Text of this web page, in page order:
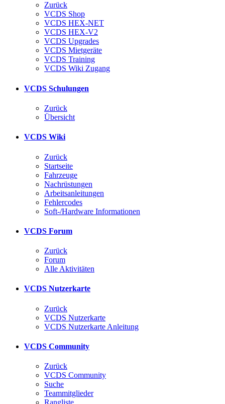
Zurück
VCDS Shop
VCDS HEX-NET
VCDS HEX-V2
VCDS Upgrades
VCDS Mietgeräte
VCDS Training
VCDS Wiki Zugang
VCDS Schulungen
Zurück
Übersicht
VCDS Wiki
Zurück
Startseite
Fahrzeuge
Nachrüstungen
Arbeitsanleitungen
Fehlercodes
Soft-/Hardware Informationen
VCDS Forum
Zurück
Forum
Alle Aktivitäten
VCDS Nutzerkarte
Zurück
VCDS Nutzerkarte
VCDS Nutzerkarte Anleitung
VCDS Community
Zurück
VCDS Community
Suche
Teammitglieder